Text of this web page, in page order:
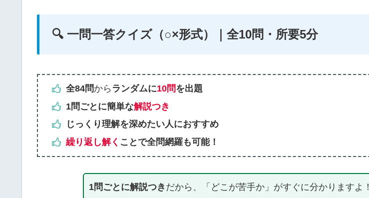
🔍 一問一答クイズ（○×形式）｜全10問・所要5分
全84問から ランダムに10問 を出題
1問ごとに簡単な解説つき
じっくり理解を深めたい人におすすめ
繰り返し解く ことで全問網羅も可能！
1問ごとに解説つき だから、「どこが苦手か」がすぐに分かりますよ！